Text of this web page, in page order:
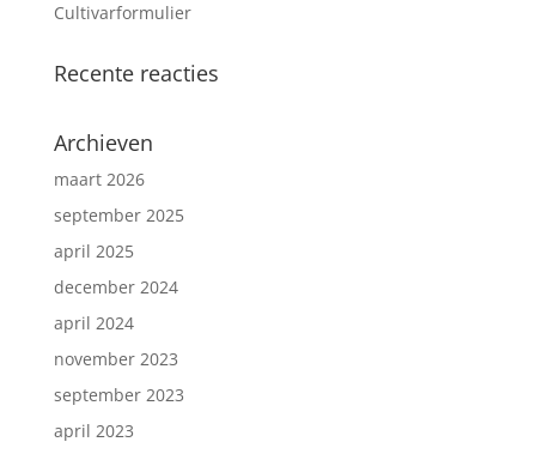
Cultivarformulier
Recente reacties
Archieven
maart 2026
september 2025
april 2025
december 2024
april 2024
november 2023
september 2023
april 2023